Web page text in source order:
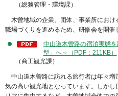
（総務管理・環境課）
木曽地域の企業、団体、事業所におけ
職場づくりを進めるため、研修会を開催
中山道木曽路の宿泊実態
型」へ～（PDF：211KB）
（商工観光課）
中山道木曽路に訪れる旅行者は年々増
気の高い観光地となっています。しか